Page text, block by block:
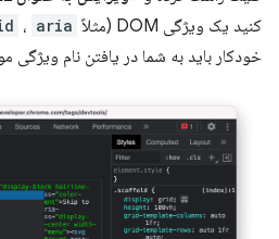
کنید یک ویژگی DOM (مثلاً
، aria
خودکار باید به شما در یافتن نام ویژگی